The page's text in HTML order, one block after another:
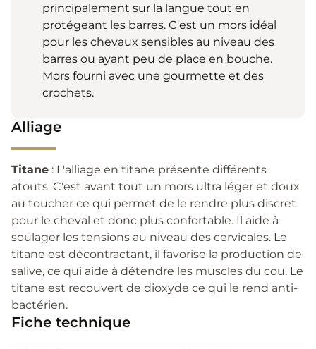
principalement sur la langue tout en
protégeant les barres. C'est un mors idéal
pour les chevaux sensibles au niveau des
barres ou ayant peu de place en bouche.
Mors fourni avec une gourmette et des
crochets.
Alliage
Titane : L'alliage en titane présente différents
atouts. C'est avant tout un mors ultra léger et doux
au toucher ce qui permet de le rendre plus discret
pour le cheval et donc plus confortable. Il aide à
soulager les tensions au niveau des cervicales. Le
titane est décontractant, il favorise la production de
salive, ce qui aide à détendre les muscles du cou. Le
titane est recouvert de dioxyde ce qui le rend anti-
bactérien.
Fiche technique